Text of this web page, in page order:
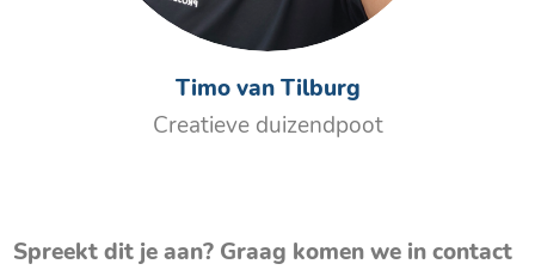
Timo van Tilburg
Creatieve duizendpoot
Spreekt dit je aan? Graag komen we in contact